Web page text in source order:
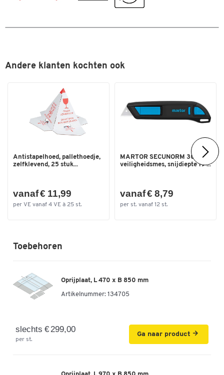
Andere klanten kochten ook
Antistapelhoed, pallethoedje,
zelfklevend, 25 stuk...
vanaf € 11,99
per VE vanaf 4 VE à 25 st.
MARTOR SECUNORM 300
veiligheidsmes, snijdiepte 19 ...
vanaf € 8,79
per st. vanaf 12 st.
Toebehoren
Oprijplaat, L 470 x B 850 mm
Artikelnummer: 134705
slechts € 299,00
per st.
Ga naar product
Dubbelklik om in te zoomen